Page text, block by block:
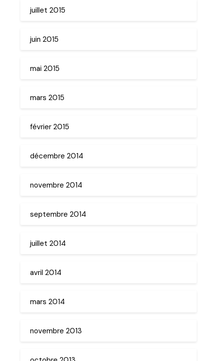
juillet 2015
juin 2015
mai 2015
mars 2015
février 2015
décembre 2014
novembre 2014
septembre 2014
juillet 2014
avril 2014
mars 2014
novembre 2013